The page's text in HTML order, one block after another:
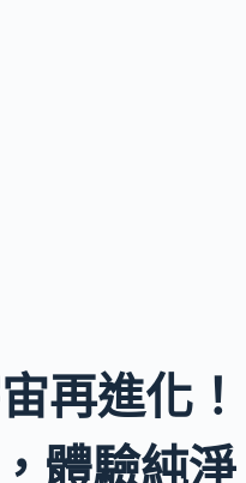
再進化！
體驗純淨